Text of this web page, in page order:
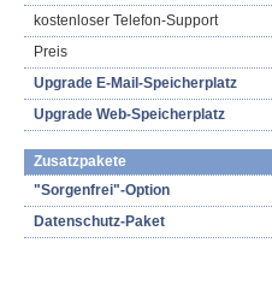
kostenloser Telefon-Support
Preis
Upgrade E-Mail-Speicherplatz
Upgrade Web-Speicherplatz
Zusatzpakete
"Sorgenfrei"-Option
Datenschutz-Paket